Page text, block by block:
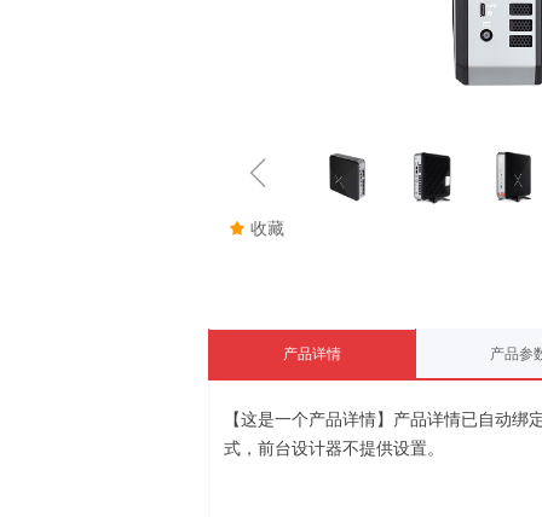
ꁆ
끄 收藏
产品详情 产品参
【这是一个产品详情】产品详情已自动
式，前台设计器不提供设置。